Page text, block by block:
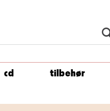
cd tilbehør